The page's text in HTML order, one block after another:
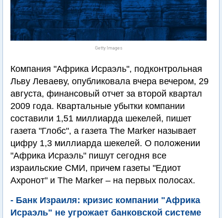
Getty Images
Компания "Африка Исраэль", подконтрольная
Льву Леваеву, опубликовала вчера вечером, 29
августа, финансовый отчет за второй квартал
2009 года. Квартальные убытки компании
составили 1,51 миллиарда шекелей, пишет
газета "Глобс", а газета The Marker называет
цифру 1,3 миллиарда шекелей. О положении
"Африка Исраэль" пишут сегодня все
израильские СМИ, причем газеты "Едиот
Ахронот" и The Marker – на первых полосах.
- Банк Израиля: кризис компании "Африка
Исраэль" не угрожает банковской системе